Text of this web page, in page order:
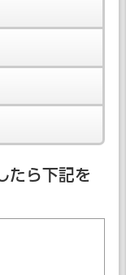
たら下記を